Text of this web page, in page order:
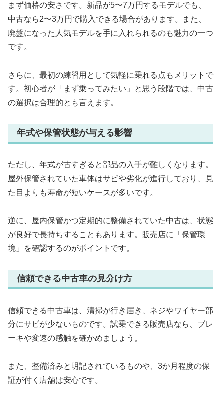
まず価格の安さです。新品が5〜7万円するモデルでも、
中古なら2〜3万円で購入できる場合があります。また、
廃盤になった人気モデルを手に入れられるのも魅力の一つ
です。
さらに、最初の練習用として気軽に乗れる点もメリットで
す。初心者が「まず乗ってみたい」と思う段階では、中古
の選択は合理的とも言えます。
年式や保管状態が与える影響
ただし、年式が古すぎると部品の入手が難しくなります。
屋外保管されていた車体はサビや劣化が進行しており、見
た目よりも寿命が短いケースが多いです。
逆に、屋内保管かつ定期的に整備されていた中古は、状態
が良好で長持ちすることもあります。販売店に「保管環
境」を確認するのがポイントです。
信頼できる中古車の見分け方
信頼できる中古車は、清掃が行き届き、ネジやワイヤー部
分にサビが少ないものです。試乗できる販売店なら、ブレ
ーキや変速の感触を確かめましょう。
また、整備済みと明記されているものや、3か月程度の保
証が付く店舗は安心です。